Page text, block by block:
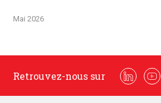
Mai 2026
Retrouvez-nous sur
Linkedin